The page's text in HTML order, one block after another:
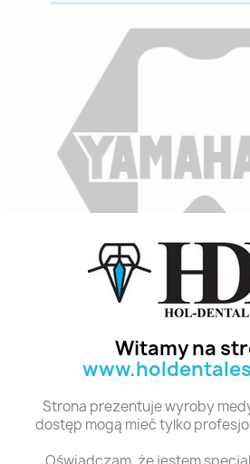
Witamy na
Strona prezentuje wyroby
dostęp mogą mieć tylko
C4 T1 28
Polecane produkty